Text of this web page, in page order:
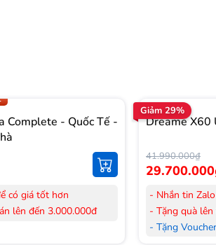
Complete - Quốc Tế -
có giá tốt hơn
lên đến 3.000.000đ
Giảm 29%
Dreame X60
41.990.000₫
- Nhắn tin
- Tặng quà
- Tặng